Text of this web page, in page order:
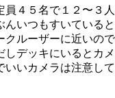
４５名で１２〜３人
んいつもすいていると
クルーザーに近いので
しデッキにいるとカメ
いいカメラは注意して